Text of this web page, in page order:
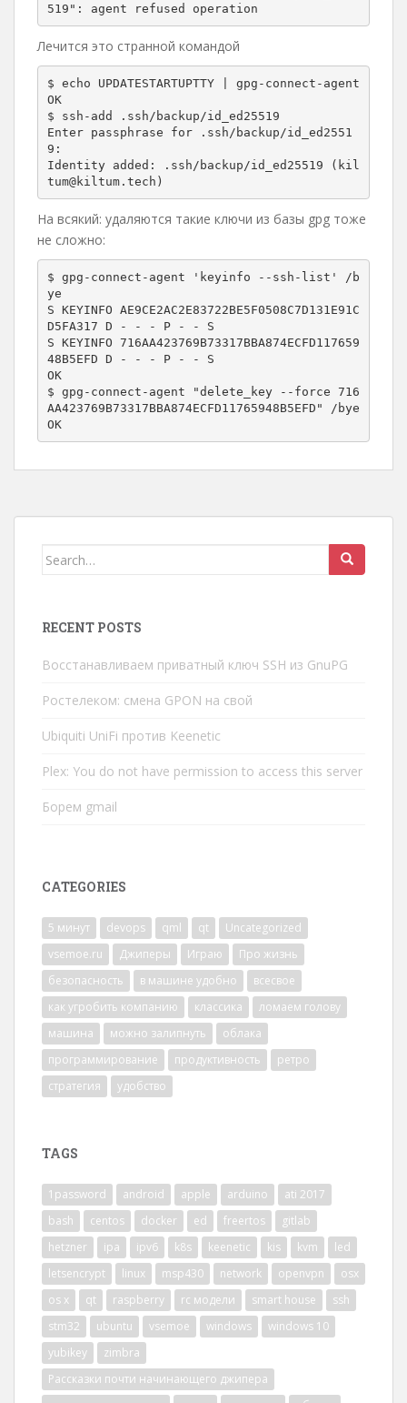
519": agent refused operation
Лечится это странной командой
$ echo UPDATESTARTUPTTY | gpg-connect-agent
OK
$ ssh-add .ssh/backup/id_ed25519
Enter passphrase for .ssh/backup/id_ed2551
9:
Identity added: .ssh/backup/id_ed25519 (kil
tum@kiltum.tech)
На всякий: удаляются такие ключи из базы gpg тоже
не сложно:
$ gpg-connect-agent 'keyinfo --ssh-list' /b
ye
S KEYINFO AE9CE2AC2E83722BE5F0508C7D131E91C
D5FA317 D - - - P - - S
S KEYINFO 716AA423769B73317BBA874ECFD117659
48B5EFD D - - - P - - S
OK
$ gpg-connect-agent "delete_key --force 716
AA423769B73317BBA874ECFD11765948B5EFD" /bye
OK
Search
RECENT POSTS
Восстанавливаем приватный ключ SSH из GnuPG
Ростелеком: смена GPON на свой
Ubiquiti UniFi против Keenetic
Plex: You do not have permission to access this server
Борем gmail
CATEGORIES
5 минут devops qml qt
Uncategorized
vsemoe.ru
Джиперы Играю
Про жизнь
безопасность
в машине удобно
всесвое
как угробить компанию
классика
ломаем голову
машина
можно залипнуть
облака
программирование
продуктивность
ретро
стратегия
удобство
TAGS
1password android apple arduino
ati 2017
bash
centos docker ed freertos
gitlab
hetzner
ipa ipv6 k8s keenetic kis kvm
led
letsencrypt
linux msp430 network openvpn
osx
os x
qt raspberry rc модели smart house
ssh
stm32
ubuntu vsemoe windows
windows 10
yubikey
zimbra
Рассказки почти начинающего джипера